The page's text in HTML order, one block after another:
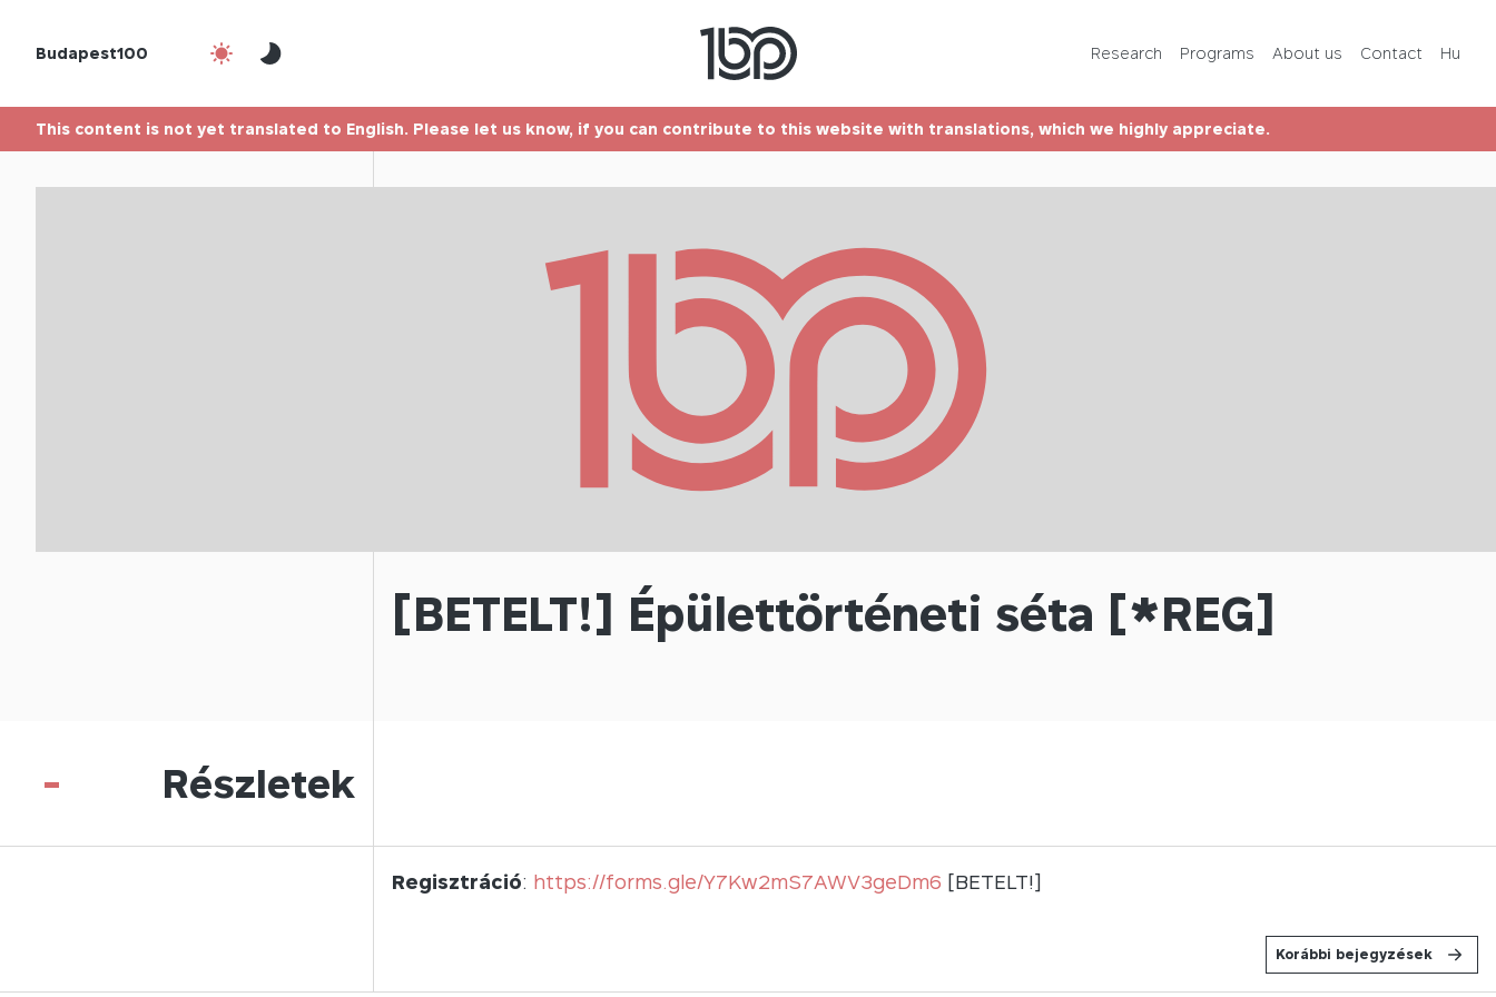
Budapest100 Research Programs About us Contact Hu
Contact
This content is not yet translated to English. Please let us know, if you can contribute to this website with translations, which we highly appreciate.
[BETELT!] Épülettörténeti séta [*REG]
Részletek
-
Regisztráció: https://forms.gle/Y7Kw2mS7AWV3geDm6 [BETELT!]
Korábbi bejegyzések